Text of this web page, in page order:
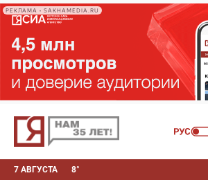
РЕКЛАМА • SAKHAMEDIA.RU
7 АВГУСТА 8°